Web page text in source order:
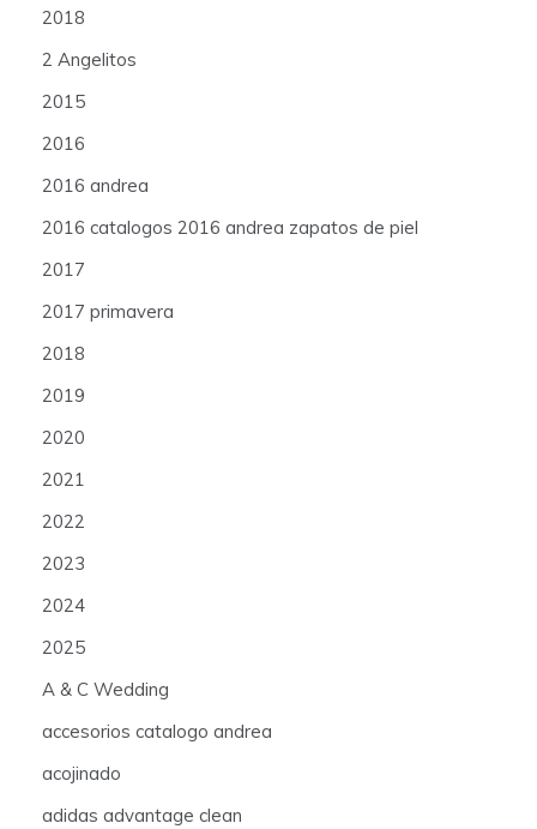
2018
2 Angelitos
2015
2016
2016 andrea
2016 catalogos 2016 andrea zapatos de piel
2017
2017 primavera
2018
2019
2020
2021
2022
2023
2024
2025
A & C Wedding
accesorios catalogo andrea
acojinado
adidas advantage clean